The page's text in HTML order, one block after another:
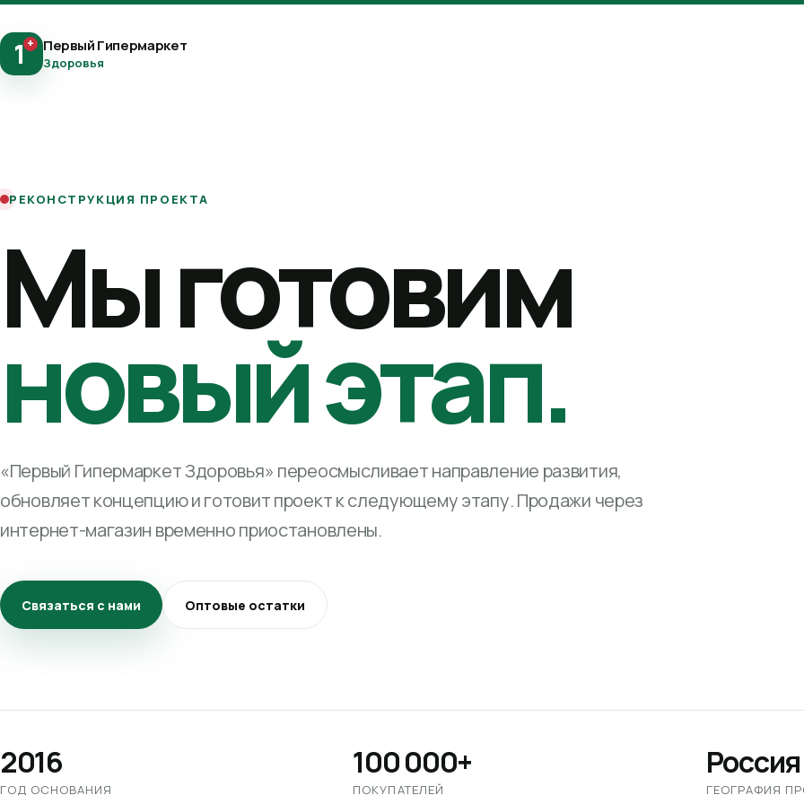
1+ Первый Гипермаркет
Здоровья
РЕКОНСТРУКЦИЯ ПРОЕКТА
Мы готовим
новый этап.
«Первый Гипермаркет Здоровья» переосмысливает направление развития,
обновляет концепцию и готовит проект к следующему этапу. Продажи через
интернет-магазин временно приостановлены.
Связаться с нами Оптовые остатки
2016
ГОД ОСНОВАНИЯ
100 000+
ПОКУПАТЕЛЕЙ
Россия
ГЕОГРАФИЯ